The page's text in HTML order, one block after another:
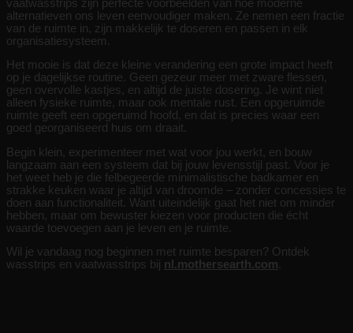
vaatwasstrips zijn perfecte voorbeelden van hoe moderne
alternatieven ons leven eenvoudiger maken. Ze nemen een fractie
van de ruimte in, zijn makkelijk te doseren en passen in elk
organisatiesysteem.
Het mooie is dat deze kleine verandering een grote impact heeft
op je dagelijkse routine. Geen gezeur meer met zware flessen,
geen overvolle kastjes, en altijd de juiste dosering. Je wint niet
alleen fysieke ruimte, maar ook mentale rust. Een opgeruimde
ruimte geeft een opgeruimd hoofd, en dat is precies waar een
goed georganiseerd huis om draait.
Begin klein, experimenteer met wat voor jou werkt, en bouw
langzaam aan een systeem dat bij jouw levensstijl past. Voor je
het weet heb je die felbegeerde minimalistische badkamer en
strakke keuken waar je altijd van droomde – zonder concessies te
doen aan functionaliteit. Want uiteindelijk gaat het niet om minder
hebben, maar om bewuster kiezen voor producten die écht
waarde toevoegen aan je leven en je ruimte.
Wil je vandaag nog beginnen met ruimte besparen? Ontdek
wasstrips en vaatwasstrips bij nl.mothersearth.com.